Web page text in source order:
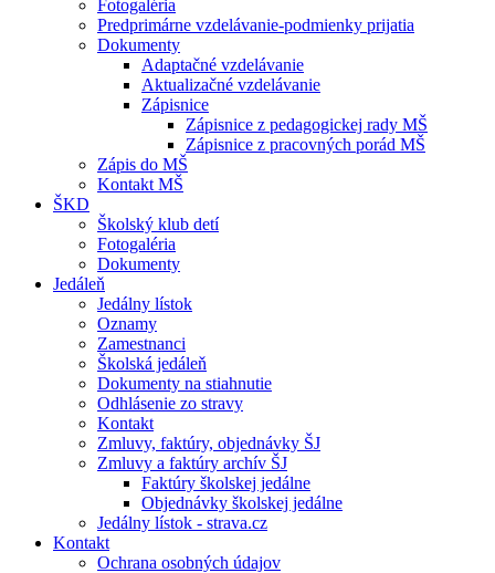
Fotogaléria
Predprimárne vzdelávanie-podmienky prijatia
Dokumenty
Adaptačné vzdelávanie
Aktualizačné vzdelávanie
Zápisnice
Zápisnice z pedagogickej rady MŠ
Zápisnice z pracovných porád MŠ
Zápis do MŠ
Kontakt MŠ
ŠKD
Školský klub detí
Fotogaléria
Dokumenty
Jedáleň
Jedálny lístok
Oznamy
Zamestnanci
Školská jedáleň
Dokumenty na stiahnutie
Odhlásenie zo stravy
Kontakt
Zmluvy, faktúry, objednávky ŠJ
Zmluvy a faktúry archív ŠJ
Faktúry školskej jedálne
Objednávky školskej jedálne
Jedálny lístok - strava.cz
Kontakt
Ochrana osobných údajov